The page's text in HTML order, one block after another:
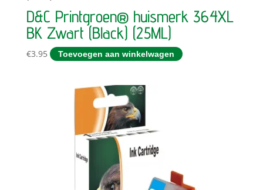
D&C Printgroen® huismerk 364XL
BK Zwart (Black) (25ML)
€3.95 Toevoegen aan winkelwagen